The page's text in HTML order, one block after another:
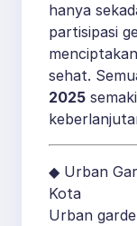
hanya
partisipasi
sehat.
2025
◆ Urban
Kota
Urban